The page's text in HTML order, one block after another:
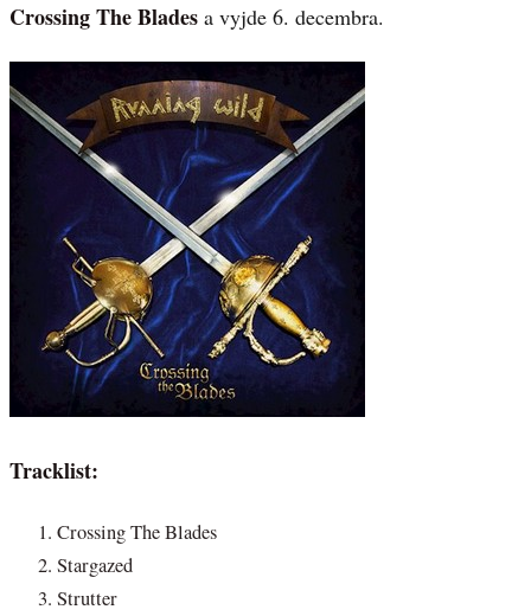
Crossing The Blades a vyjde 6. decembra.
Tracklist:
Crossing The Blades
Stargazed
Strutter